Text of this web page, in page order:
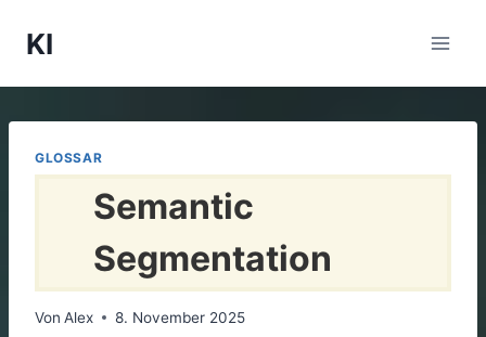
Inhalt
KI
GLOSSAR
Semantic
Segmentation
Von Alex 8. November 2025